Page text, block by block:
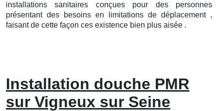
installations sanitaires conçues pour des personnes
présentant des besoins en limitations de déplacement ,
faisant de cette façon ces existence bien plus aisée .
Installation douche PMR
sur Vigneux sur Seine